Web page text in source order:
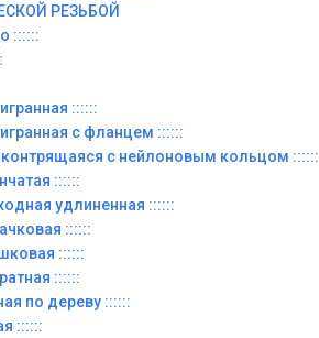
РЕЗЬБОЙ
::::::
::::::
с фланцем ::::::
с нейлоновым кольцом ::::::
::::::
удлиненная ::::::
::::::
::::::
::::::
по дереву ::::::
::::::